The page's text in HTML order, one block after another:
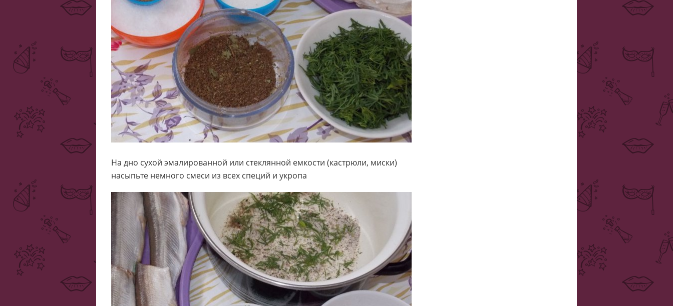
На дно сухой эмалированной или стеклянной емкости (кастрюли, миски)
насыпьте немного смеси из всех специй и укропа